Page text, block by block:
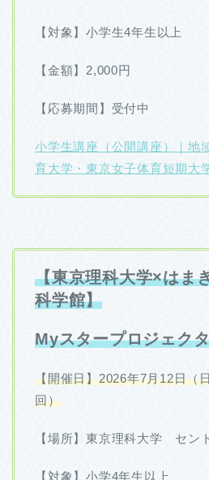
【対象】小学生4年生以上
【金額】2,000円
【応募期間】受付中
小学生講座（公開講座）｜地
育大学・東京女子体育短期大
【東京理科大学×はま
科学館】
Myスタープロジェク
【開催日】2026年7月12日（
回）
【場所】東京理科大学 セン
【対象】小学4年生以上